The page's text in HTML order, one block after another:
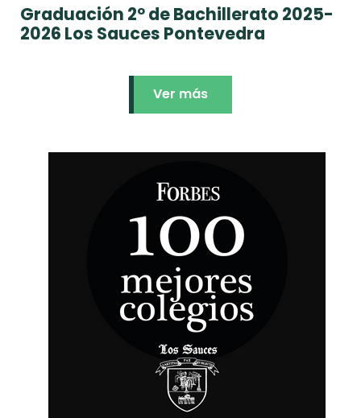
Graduación 2º de Bachillerato 2025-
2026 Los Sauces Pontevedra
Ver más